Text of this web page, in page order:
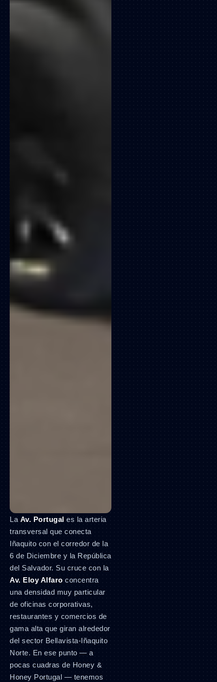
La Av. Portugal es la arteria
transversal que conecta
Iñaquito con el corredor de la
6 de Diciembre y la República
del Salvador. Su cruce con la
Av. Eloy Alfaro concentra
una densidad muy particular
de oficinas corporativas,
restaurantes y comercios de
gama alta que giran alrededor
del sector Bellavista-Iñaquito
Norte. En ese punto — a
pocas cuadras de Honey &
Honey Portugal — tenemos